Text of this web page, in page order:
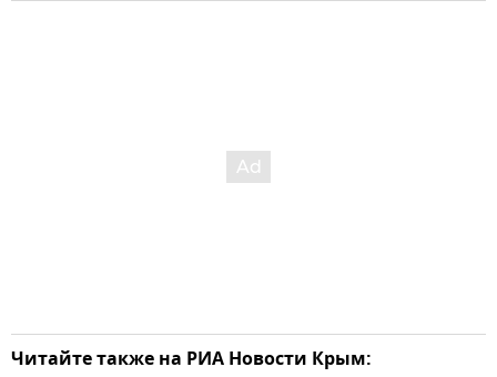
Читайте также на РИА Новости Крым: